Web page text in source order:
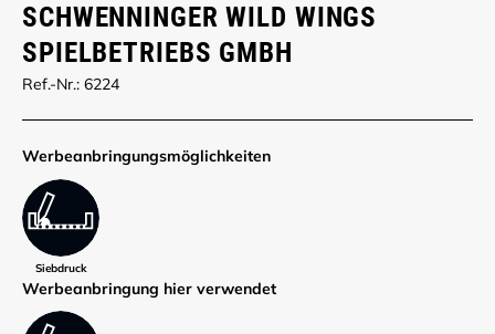
SCHWENNINGER WILD WINGS
SPIELBETRIEBS GMBH
Ref.-Nr.: 6224
Werbe­anbringungs­möglich­keiten
Siebdruck
Werbe­anbringung hier verwendet